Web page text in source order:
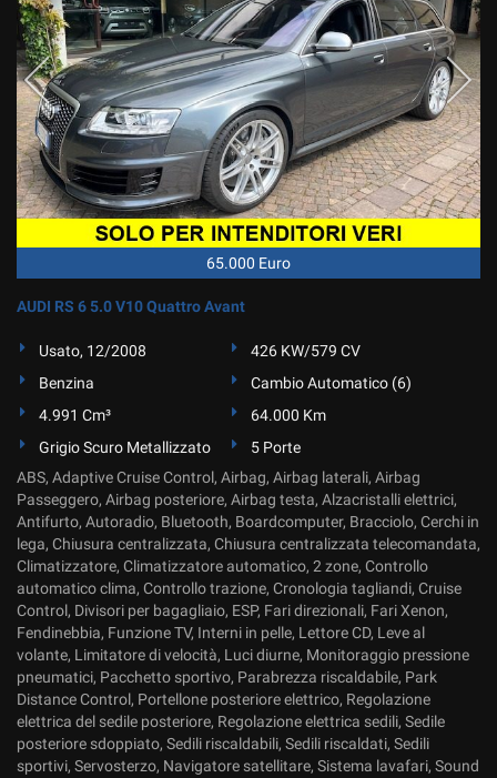
65.000 Euro
AUDI RS 6 5.0 V10 Quattro Avant
Usato, 12/2008
426 KW/579 CV
Benzina
Cambio Automatico (6)
4.991 Cm³
64.000 Km
Grigio Scuro Metallizzato
5 Porte
ABS, Adaptive Cruise Control, Airbag, Airbag laterali, Airbag
Passeggero, Airbag posteriore, Airbag testa, Alzacristalli elettrici,
Antifurto, Autoradio, Bluetooth, Boardcomputer, Bracciolo, Cerchi in
lega, Chiusura centralizzata, Chiusura centralizzata telecomandata,
Climatizzatore, Climatizzatore automatico, 2 zone, Controllo
automatico clima, Controllo trazione, Cronologia tagliandi, Cruise
Control, Divisori per bagagliaio, ESP, Fari direzionali, Fari Xenon,
Fendinebbia, Funzione TV, Interni in pelle, Lettore CD, Leve al
volante, Limitatore di velocità, Luci diurne, Monitoraggio pressione
pneumatici, Pacchetto sportivo, Parabrezza riscaldabile, Park
Distance Control, Portellone posteriore elettrico, Regolazione
elettrica del sedile posteriore, Regolazione elettrica sedili, Sedile
posteriore sdoppiato, Sedili riscaldabili, Sedili riscaldati, Sedili
sportivi, Servosterzo, Navigatore satellitare, Sistema lavafari, Sound